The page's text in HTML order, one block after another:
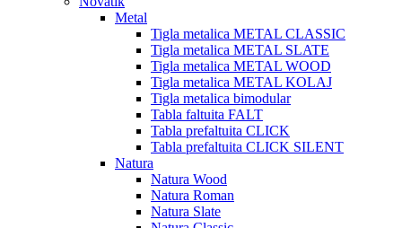
Metal
Tigla metalica METAL CLASSIC
Tigla metalica METAL SLATE
Tigla metalica METAL WOOD
Tigla metalica METAL KOLAJ
Tigla metalica bimodular
Tabla faltuita FALT
Tabla prefaltuita CLICK
Tabla prefaltuita CLICK SILENT
Natura
Natura Wood
Natura Roman
Natura Slate